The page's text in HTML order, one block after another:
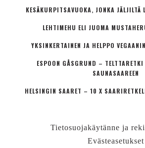
KESÄKURPITSAVUOKA, JONKA JÄLJILTÄ
LEHTIMEHU ELI JUOMA
YKSINKERTAINEN JA HELPPO
ESPOON GÅSGRUND –
SAUNASAAREEN
HELSINGIN SAARET – 10 X
Tietosuojakäytänne ja
Evästeasetukset